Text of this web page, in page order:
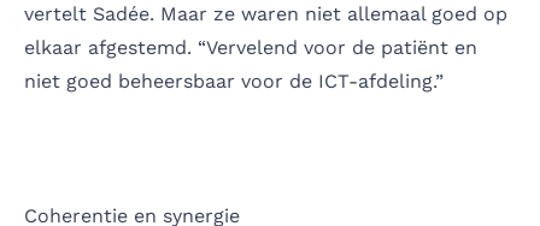
vertelt Sadée. Maar ze waren niet allemaal goed op
elkaar afgestemd. “Vervelend voor de patiënt en
niet goed beheersbaar voor de ICT-afdeling.”
Coherentie en synergie